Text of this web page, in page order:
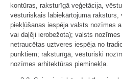
kontūras, raksturīgā veģetācija,
vēsturiskais labiekārtojuma raksturs,
piekļūšanas iespēja valsts nozīmes
vai daļēji ierobežota); valsts
netraucētas uztveres iespēja no
punktiem; raksturīgā, vēsturiski
nozīmes arhitektūras pieminekļa.